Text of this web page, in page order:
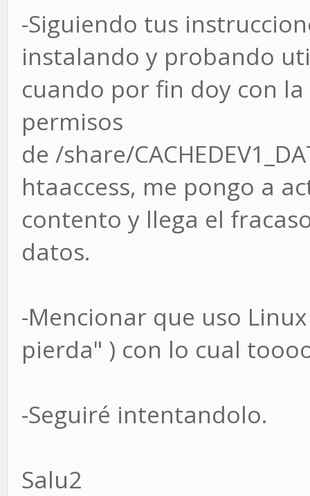
-Siguiendo tus
instalando y probando
cuando por fin doy con
permisos
de /share/
htaaccess, me pongo a
contento y llega el
datos.
-Mencionar que uso
pierda" ) con lo cual
-Seguiré intentandolo.
Salu2